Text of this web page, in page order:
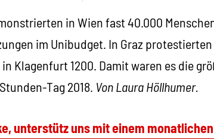
in Wien fast 40.000
im Unibudget. In Graz
Klagenfurt 1200. Damit waren es die
Tag 2018. Von Laura Höllhumer.
unterstütz uns mit einem